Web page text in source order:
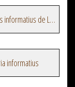
Veure més episodis del programa Butlletins informatius de La Xarxa
informatius